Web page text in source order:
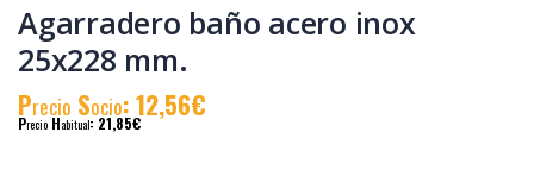
Agarradero baño acero inox
25x228 mm.
Precio Socio: 12,56€
Precio Habitual: 21,85€